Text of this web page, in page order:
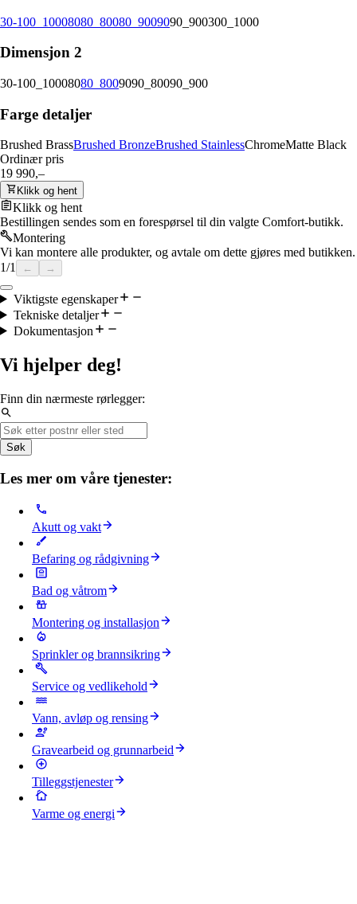
30-100_10008080_80080_9009090_900300_1000
Dimensjon 2
30-100_10008080_8009090_80090_900
Farge detaljer
Brushed BrassBrushed BronzeBrushed StainlessChromeMatte Black
Ordinær pris
19 990,–
Klikk og hent
Klikk og hent
Bestillingen sendes som en forespørsel til din valgte Comfort-butikk.
Montering
Vi kan montere alle produkter, og avtale om dette gjøres med butikken.
1/1 ← →
Viktigste egenskaper
Tekniske detaljer
Dokumentasjon
Vi hjelper deg!
Finn din nærmeste rørlegger:
Søk
Les mer om våre tjenester:
Akutt og vakt
Befaring og rådgivning
Bad og våtrom
Montering og installasjon
Sprinkler og brannsikring
Service og vedlikehold
Vann, avløp og rensing
Gravearbeid og grunnarbeid
Tilleggstjenester
Varme og energi